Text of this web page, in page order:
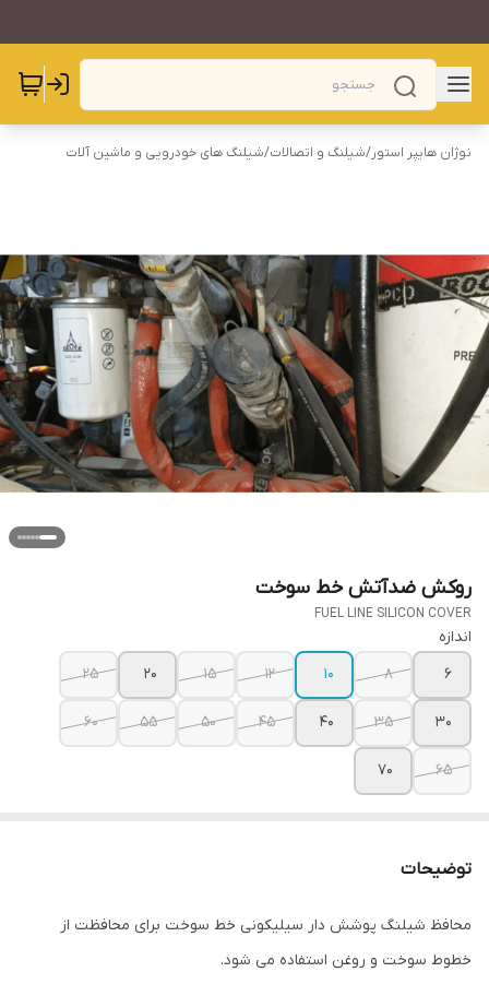
نوژان هایپر استور/شیلنگ و اتصالات/شیلنگ های خودرویی و ماشین آلات
روکش ضدآتش خط سوخت
FUEL LINE SILICON COVER
اندازه
6
8
10
12
15
20
25
30
35
40
45
50
55
60
65
70
توضیحات
محافظ شیلنگ پوشش دار سیلیکونی خط سوخت برای محافظت از
خطوط سوخت و روغن استفاده می شود.